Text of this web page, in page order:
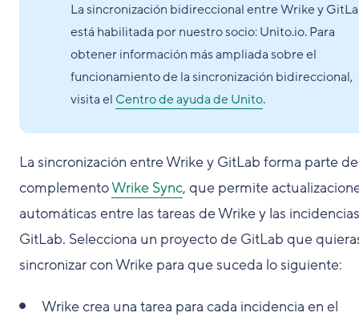
La sincronización bidireccional entre Wrike y
está habilitada por nuestro socio: Unito.io. Para
obtener información más ampliada sobre el
funcionamiento de la sincronización bidireccional,
visita el Centro de ayuda de Unito.
La sincronización entre Wrike y GitLab forma parte
complementoWrike Sync, que permite
automáticas entre las tareas de Wrike y las
GitLab. Selecciona un proyecto de GitLab que
sincronizar con Wrike para que suceda lo siguiente:
Wrike crea una tarea para cada incidencia en el